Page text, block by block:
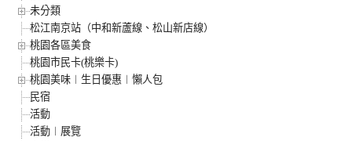
未分類
松江南京站（中和新蘆線、松山新店線）
桃園各區美食
桃園市民卡(桃樂卡)
桃園美味︱生日優惠︱懶人包
民宿
活動
活動︱展覽